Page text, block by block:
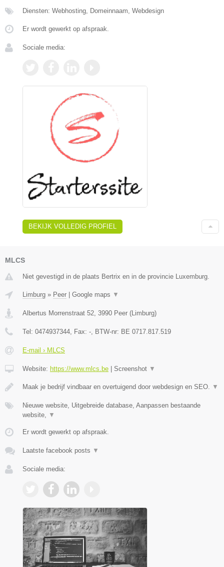
Diensten: Webhosting, Domeinnaam, Webdesign
Er wordt gewerkt op afspraak.
Sociale media:
BEKIJK VOLLEDIG PROFIEL
MLCS
Niet gevestigd in de plaats Bertrix en in de provincie Luxemburg.
Limburg » Peer Google maps ▼
Albertus Morrenstraat 52 3990 Peer ( Limburg)
Tel: 0474937344 , Fax: - , BTW-nr: BE 0717.817.519
E-mail › MLCS
Website: https://www.mlcs.be Screenshot ▼
Maak je bedrijf vindbaar en overtuigend door webdesign en SEO. ▼
Nieuwe website, Uitgebreide database, Aanpassen bestaande
website,
▼
Er wordt gewerkt op afspraak.
Laatste facebook posts ▼
Sociale media: